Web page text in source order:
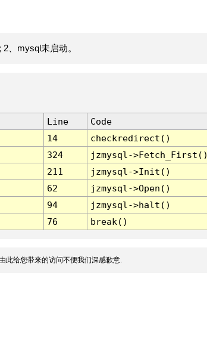
、mysql未启动。
Line
Code
14
checkredirect()
324
jzmysql-
211
jzmysql->Init()
62
jzmysql->Open()
94
jzmysql->halt()
76 break()
此给您带来的访问不便我们深感歉意.